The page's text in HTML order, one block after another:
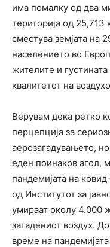
има помалку од два
територија од 25,713
сместува земјата на
населението во
жителите и
квалитетот на
Верувам дека ретко
перцепција за
аерозагадувањето,
еден поинаков агол,
пандемијата на
од Институтот за
умираат околу 4.000
загадениот воздух.
време на